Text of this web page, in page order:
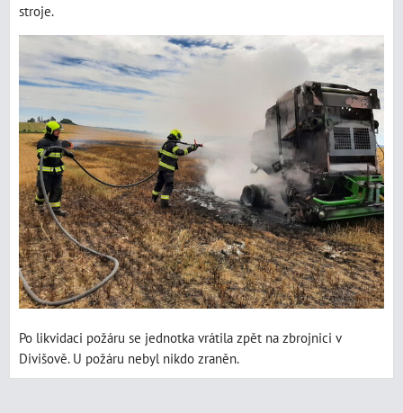
stroje.
Po likvidaci požáru se jednotka vrátila zpět na zbrojnici v
Divišově. U požáru nebyl nikdo zraněn.